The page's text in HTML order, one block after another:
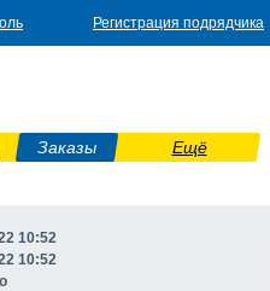
Регистрация подрядчика
Заказы Ещё
10:52
10:52